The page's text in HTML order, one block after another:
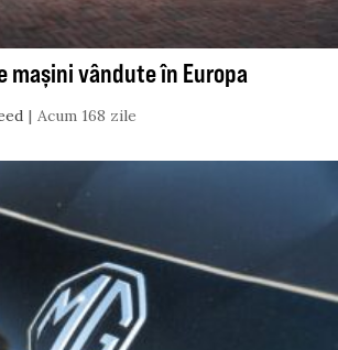
mașini vândute în Europa
Acum 168 zile